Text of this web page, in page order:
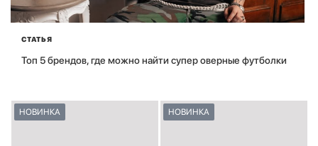
СТАТЬЯ
Топ 5 брендов, где можно найти супер оверные футболки
НОВИНКА НОВИНКА